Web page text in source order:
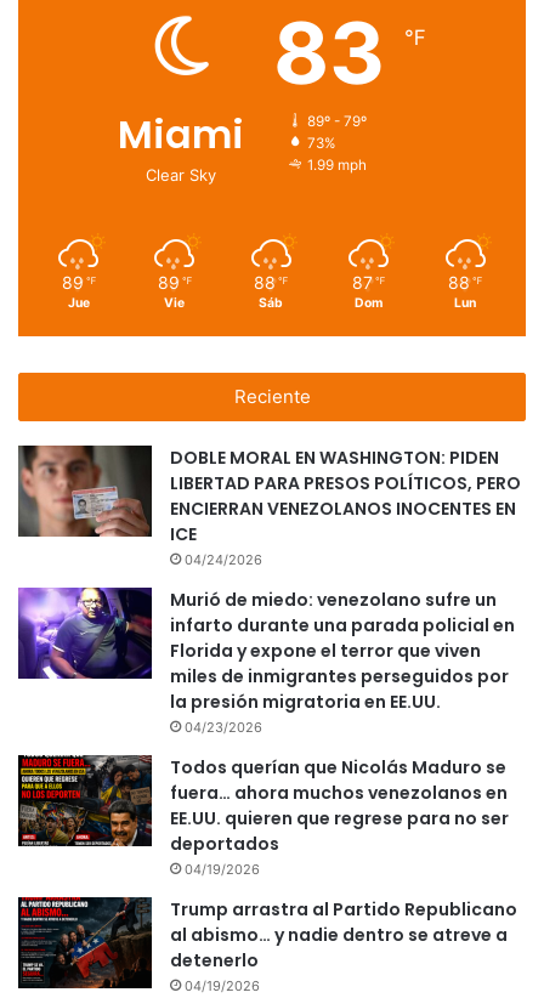
Miami
Clear Sky
83 ℉
89º - 79º
73%
1.99 mph
89 ℉
Jue
89 ℉
Vie
88 ℉
Sáb
87 ℉
Dom
88 ℉
Lun
Reciente
DOBLE MORAL EN WASHINGTON: PIDEN
LIBERTAD PARA PRESOS POLÍTICOS, PERO
ENCIERRAN VENEZOLANOS INOCENTES EN
ICE
04/24/2026
Murió de miedo: venezolano sufre un
infarto durante una parada policial en
Florida y expone el terror que viven
miles de inmigrantes perseguidos por
la presión migratoria en EE.UU.
04/23/2026
Todos querían que Nicolás Maduro se
fuera… ahora muchos venezolanos en
EE.UU. quieren que regrese para no ser
deportados
04/19/2026
Trump arrastra al Partido Republicano
al abismo… y nadie dentro se atreve a
detenerlo
04/19/2026